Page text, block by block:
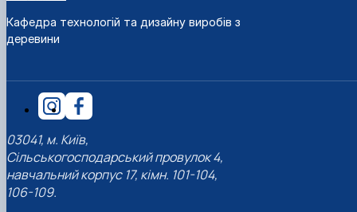
Кафедра технологій та дизайну виробів з
деревини
03041, м. Київ,
Сільськогосподарський провулок 4,
навчальний корпус 17, кімн. 101-104,
106-109.